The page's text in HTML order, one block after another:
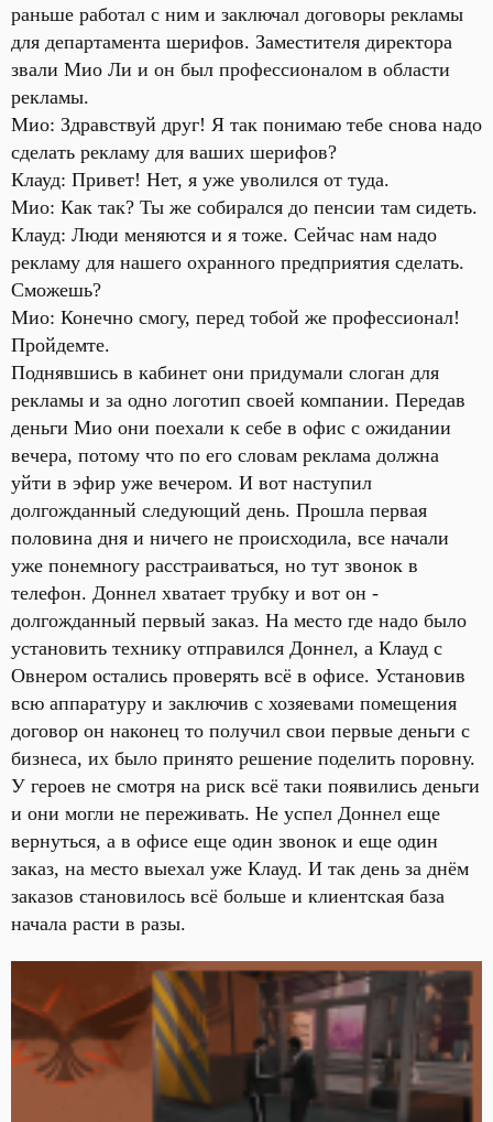
раньше работал с ним и заключал договоры рекламы
для департамента шерифов. Заместителя директора
звали Мио Ли и он был профессионалом в области
рекламы.
Мио: Здравствуй друг! Я так понимаю тебе снова надо
сделать рекламу для ваших шерифов?
Клауд: Привет! Нет, я уже уволился от туда.
Мио: Как так? Ты же собирался до пенсии там сидеть.
Клауд: Люди меняются и я тоже. Сейчас нам надо
рекламу для нашего охранного предприятия сделать.
Сможешь?
Мио: Конечно смогу, перед тобой же профессионал!
Пройдемте.
Поднявшись в кабинет они придумали слоган для
рекламы и за одно логотип своей компании. Передав
деньги Мио они поехали к себе в офис с ожидании
вечера, потому что по его словам реклама должна
уйти в эфир уже вечером. И вот наступил
долгожданный следующий день. Прошла первая
половина дня и ничего не происходила, все начали
уже понемногу расстраиваться, но тут звонок в
телефон. Доннел хватает трубку и вот он -
долгожданный первый заказ. На место где надо было
установить технику отправился Доннел, а Клауд с
Овнером остались проверять всё в офисе. Установив
всю аппаратуру и заключив с хозяевами помещения
договор он наконец то получил свои первые деньги с
бизнеса, их было принято решение поделить поровну.
У героев не смотря на риск всё таки появились деньги
и они могли не переживать. Не успел Доннел еще
вернуться, а в офисе еще один звонок и еще один
заказ, на место выехал уже Клауд. И так день за днём
заказов становилось всё больше и клиентская база
начала расти в разы.